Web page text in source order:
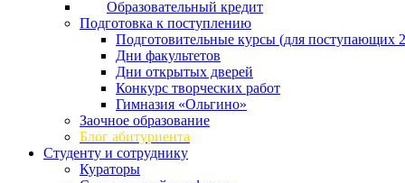
Образовательный кредит
Подготовка к поступлению
Подготовительные курсы (для поступающих
Дни факультетов
Дни открытых дверей
Конкурс творческих работ
Гимназия «Ольгино»
Заочное образование
Блог абитуриента
Студенту и сотруднику
Кураторы